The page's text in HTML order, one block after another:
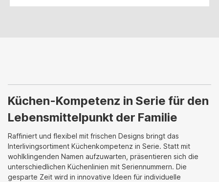
Küchen-Kompetenz in Serie für den
Lebensmittelpunkt der Familie
Raffiniert und flexibel mit frischen Designs bringt das
Interlivingsortiment Küchenkompetenz in Serie. Statt mit
wohlklingenden Namen aufzuwarten, präsentieren sich die
unterschiedlichen Küchenlinien mit Seriennummern. Die
gesparte Zeit wird in innovative Ideen für individuelle